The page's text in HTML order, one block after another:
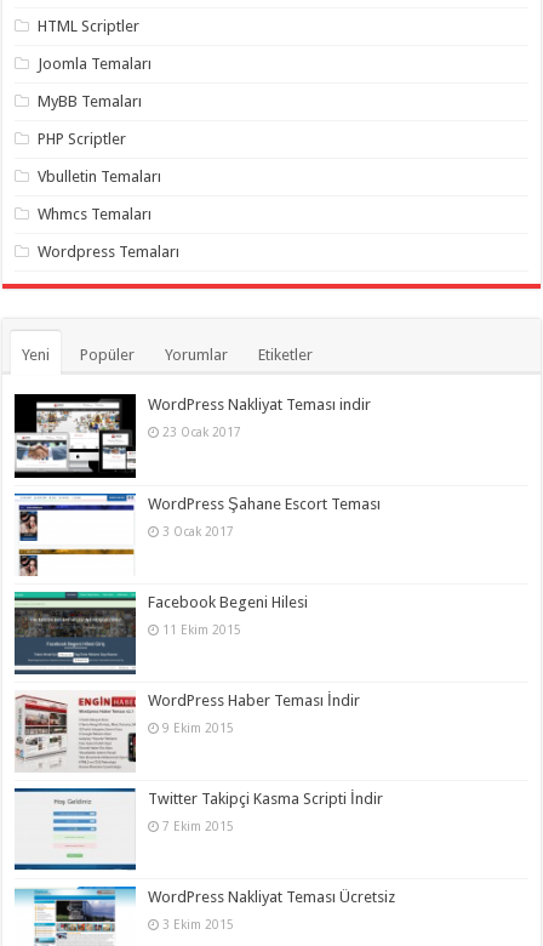
HTML Scriptler
Joomla Temaları
MyBB Temaları
PHP Scriptler
Vbulletin Temaları
Whmcs Temaları
Wordpress Temaları
Yeni Popüler Yorumlar Etiketler
WordPress Nakliyat Teması indir
23 Ocak 2017
WordPress Şahane Escort Teması
3 Ocak 2017
Facebook Begeni Hilesi
11 Ekim 2015
WordPress Haber Teması İndir
9 Ekim 2015
Twitter Takipçi Kasma Scripti İndir
7 Ekim 2015
WordPress Nakliyat Teması Ücretsiz
3 Ekim 2015